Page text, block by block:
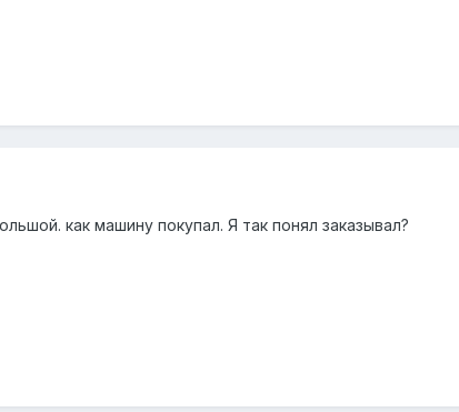
как машину покупал. Я так понял заказывал?